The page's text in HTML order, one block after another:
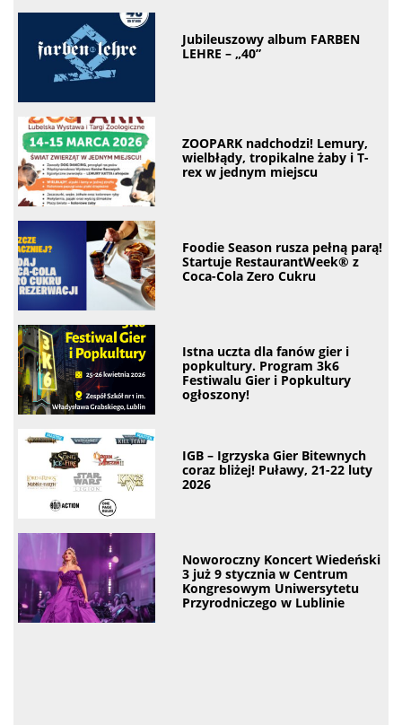
Jubileuszowy album FARBEN
LEHRE – „40”
ZOOPARK nadchodzi! Lemury,
wielbłądy, tropikalne żaby i T-
rex w jednym miejscu
Foodie Season rusza pełną parą!
Startuje RestaurantWeek® z
Coca-Cola Zero Cukru
Istna uczta dla fanów gier i
popkultury. Program 3k6
Festiwalu Gier i Popkultury
ogłoszony!
IGB – Igrzyska Gier Bitewnych
coraz bliżej! Puławy, 21-22 luty
2026
Noworoczny Koncert Wiedeński
3 już 9 stycznia w Centrum
Kongresowym Uniwersytetu
Przyrodniczego w Lublinie